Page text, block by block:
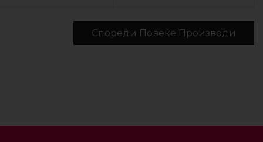
Спореди Повеќе Производи